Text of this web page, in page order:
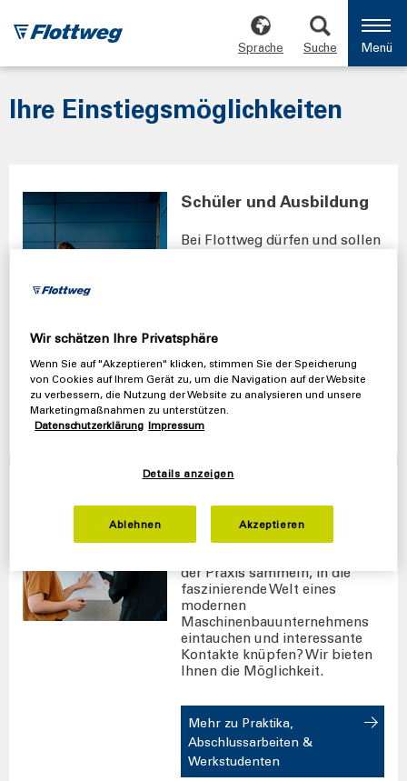
Sprache Suche Menü
Ihre Einstiegsmöglichkeiten
Schüler und Ausbildung
Bei Flottweg dürfen und sollen
Mehr zu
Ausbildungsberufen &
Praktika
Studenten
Sie wollen bereits während
der Praxis sammeln, in die
faszinierende Welt eines
modernen
Maschinenbauunternehmens
eintauchen und interessante
Kontakte knüpfen? Wir bieten
Ihnen die Möglichkeit.
Mehr zu Praktika,
Abschlussarbeiten &
Werkstudenten
Wir schätzen Ihre Privatsphäre
Wenn Sie auf "Akzeptieren" klicken, stimmen Sie der Speicherung
von Cookies auf Ihrem Gerät zu, um die Navigation auf der Website
zu verbessern, die Nutzung der Website zu analysieren und unsere
Marketingmaßnahmen zu unterstützen.
Datenschutzerklärung Impressum
Details anzeigen
Ablehnen Akzeptieren